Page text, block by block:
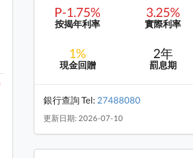
P-1.75%
按揭年利率
3.25%
實際利率
1%
現金回贈
2年
罰息期
銀行查詢 Tel: 27488080
更新日期: 2026-07-10